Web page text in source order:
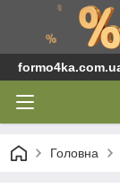
Головна